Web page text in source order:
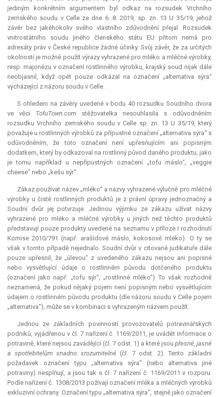
jediným konkrétním argumentem byl odkaz na rozsudek Vrchního
zemského soudu v Celle ze dne 6. 8. 2019, sp. zn. 13 U 35/19, jehož
závěr bez jakéhokoliv svého vlastního zdůvodnění přejal. Rozsudek
vnitrostátního soudu jiného členského státu EU přitom nemá pro
adresáty práv v České republice žádné účinky. Svůj závěr, že za určitých
okolností je možné použít výrazy vyhrazené pro mléko a mléčné výrobky,
resp. majonézu v označení rostlinného výrobku, krajský soud nijak dále
neobjasnil, když opět pouze odkázal na označení „alternativa sýra“
vycházející z názoru soudu v Celle.
S ohledem na závěry uvedené v bodu 40 rozsudku Soudního dvora
ve věci TofuTown.com stěžovatelka nesouhlasila s odůvodněním
rozsudku Vrchního zemského soudu v Celle sp. zn. 13 U 35/19, který
považuje u rostlinných výrobků za přípustné označení „alternativa sýra“ s
odůvodněním, že toto označení není upřesňujícím ani popisným
dodatkem, který by odkazoval na rostlinný původ daného produktu, jako
je tomu například u nepřípustných označení „tofu máslo“, „veggie
cheese“ nebo „kešu sýr“.
Zákaz používat název „mléko“ a názvy vyhrazené výlučně pro mléčné
výrobky u čistě rostlinných produktů je z právní úpravy jednoznačný a
Soudní dvůr jej potvrzuje. Jedinou výjimku ze zákazu užívat názvy
vyhrazené pro mléko a mléčné výrobky u jiných než těchto produktů
představují pouze produkty uvedené na seznamu v příloze I rozhodnutí
Komise 2010/791 (např. arašídové máslo, kokosové mléko). O ty se
však v tomto případě nejednalo. Soudní dvůr v citované judikatuře dále
pouze upřesnil, že „úlevou“ z uvedeného zákazu nejsou ani popisné
nebo vysvětlující údaje o rostlinném původu dotčeného produktu
(označení jako např. „tofu sýr“, „rostlinné mléko“) To však rozhodně
neznamená, že pokud nějaký pojem není popisným nebo vysvětlujícím
údajem o rostlinném původu produktu (dle názoru soudu v Celle pojem
„alternativa“), může se v kombinaci s vyhrazeným názvem použít.
Jednou ze základních povinností provozovatelů potravinářských
podniků, vyjádřenou v čl. 7 nařízení č. 1169/2011, je uvádět informace o
potravině, které nejsou zavádějící (čl. 7 odst. 1) a které jsou přesné, jasné
a spotřebitelům snadno srozumitelné(čl. 7 odst. 2). Tento základní
požadavek označení typu „alternativa sýra“ (nebo alternativa jiné
potraviny) nesplňují, a jsou tak s čl. 7 nařízení č. 1169/2011 v rozporu.
Podle nařízení č. 1308/2013 požívají označení mléka a mléčných výrobků
exkluzivní ochrany. Označení typu „alternativa sýra“, stejně jako označení